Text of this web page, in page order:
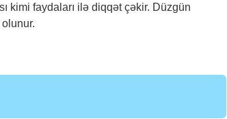
kimi faydaları ilə diqqət çəkir. Düzgün